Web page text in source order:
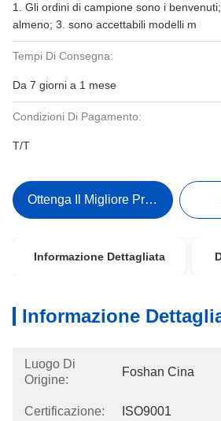
1. Gli ordini di campione sono i
almeno; 3. sono accettabili modelli m
Tempi Di Consegna:
Da 7 giorni a 1 mese
Condizioni Di Pagamento:
T/T
Ottenga Il Migliore Prezzo
Informazione Dettagliata
Informazione
Luogo Di
Origine:
Foshan Cina
Certificazione: ISO9001